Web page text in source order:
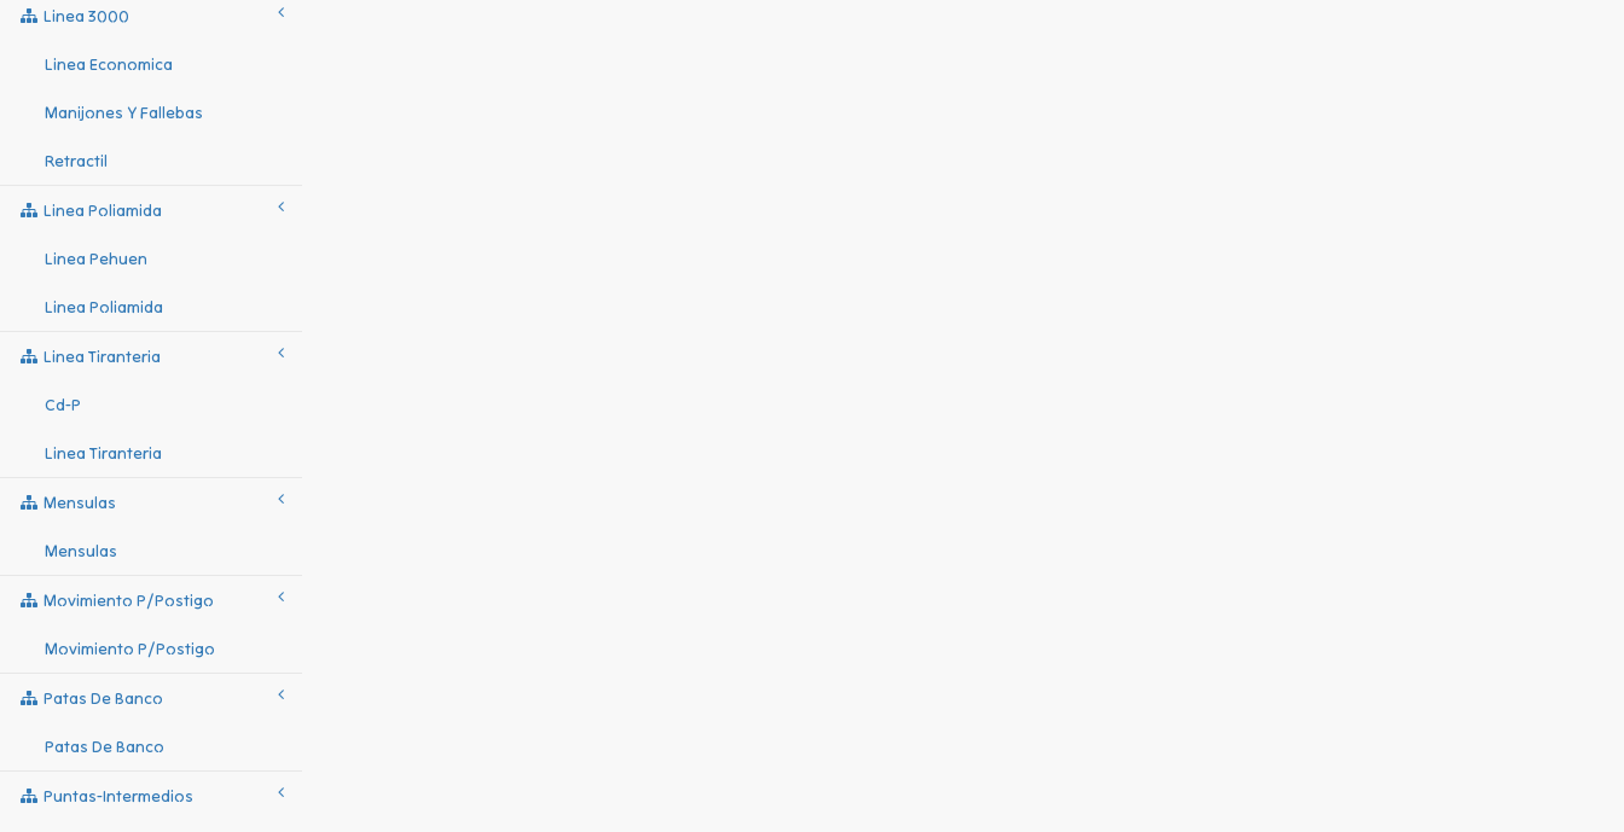
Linea 3000
Linea Economica
Manijones Y Fallebas
Retractil
Linea Poliamida
Linea Pehuen
Linea Poliamida
Linea Tiranteria
Cd-P
Linea Tiranteria
Mensulas
Mensulas
Movimiento P/postigo
Movimiento P/postigo
Patas De Banco
Patas De Banco
Puntas-Intermedios